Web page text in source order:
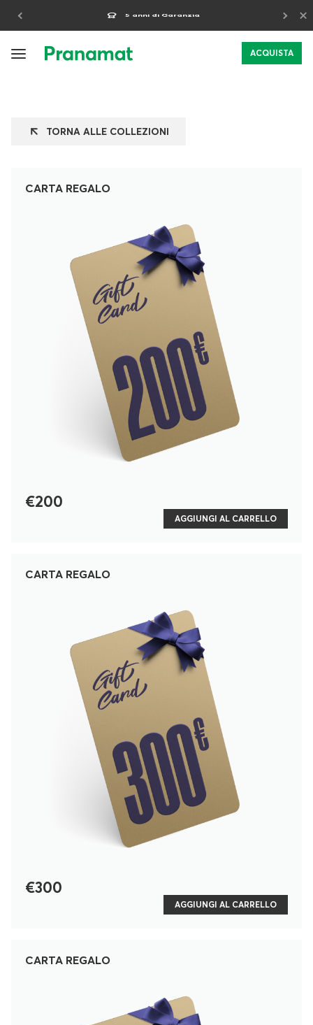
5 anni di Garanzia ×
ACQUISTA
TORNA ALLE COLLEZIONI
CARTA REGALO
€200
AGGIUNGI AL CARRELLO
CARTA REGALO
€300
AGGIUNGI AL CARRELLO
CARTA REGALO